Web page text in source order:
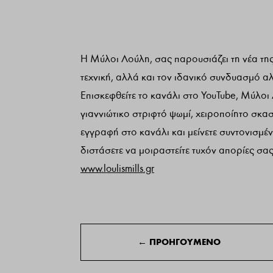
Η Μύλοι Λούλη, σας παρουσιάζει τη νέα
τεχνική, αλλά και τον ιδανικό συνδυασμό
Επισκεφθείτε το κανάλι στο YouTube,
γιαννιώτικο στριφτό ψωμί, χειροποίητο
εγγραφή στο κανάλι και μείνετε
διστάσετε να μοιραστείτε τυχόν απορίες
www.loulismills.gr
← ΠΡΟΗΓΟΥΜΕΝΟ